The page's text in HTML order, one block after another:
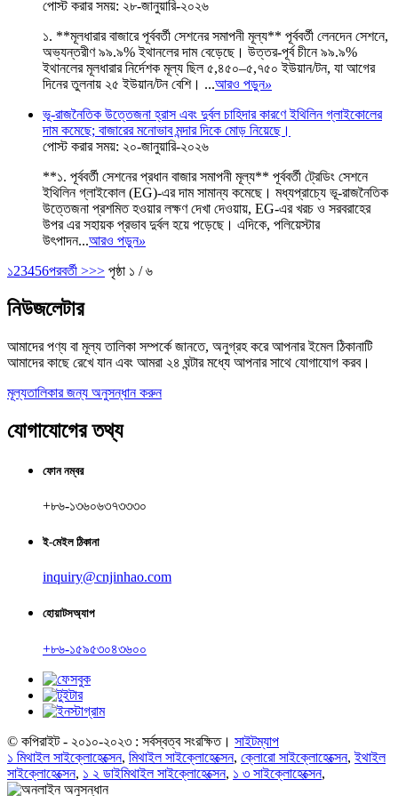
পোস্ট করার সময়: ২৮-জানুয়ারি-২০২৬
১. **মূলধারার বাজারে পূর্ববর্তী সেশনের সমাপনী মূল্য** পূর্ববর্তী লেনদেন সেশনে,
অভ্যন্তরীণ ৯৯.৯% ইথানলের দাম বেড়েছে। উত্তর-পূর্ব চীনে ৯৯.৯%
ইথানলের মূলধারার নির্দেশক মূল্য ছিল ৫,৪৫০–৫,৭৫০ ইউয়ান/টন, যা আগের
দিনের তুলনায় ২৫ ইউয়ান/টন বেশি। ...আরও পড়ুন»
ভূ-রাজনৈতিক উত্তেজনা হ্রাস এবং দুর্বল চাহিদার কারণে ইথিলিন গ্লাইকোলের
দাম কমেছে; বাজারের মনোভাব মন্দার দিকে মোড় নিয়েছে।
পোস্ট করার সময়: ২০-জানুয়ারি-২০২৬
**১. পূর্ববর্তী সেশনের প্রধান বাজার সমাপনী মূল্য** পূর্ববর্তী ট্রেডিং সেশনে
ইথিলিন গ্লাইকোল (EG)-এর দাম সামান্য কমেছে। মধ্যপ্রাচ্যে ভূ-রাজনৈতিক
উত্তেজনা প্রশমিত হওয়ার লক্ষণ দেখা দেওয়ায়, EG-এর খরচ ও সরবরাহের
উপর এর সহায়ক প্রভাব দুর্বল হয়ে পড়েছে। এদিকে, পলিয়েস্টার
উৎপাদন...আরও পড়ুন»
১23456পরবর্তী >>> পৃষ্ঠা ১ / ৬
নিউজলেটার
আমাদের পণ্য বা মূল্য তালিকা সম্পর্কে জানতে, অনুগ্রহ করে আপনার ইমেল ঠিকানাটি
আমাদের কাছে রেখে যান এবং আমরা ২৪ ঘন্টার মধ্যে আপনার সাথে যোগাযোগ করব।
মূল্যতালিকার জন্য অনুসন্ধান করুন
যোগাযোগের তথ্য
ফোন নম্বর
+৮৬-১৩৬০৬৩৭৩৩৩০
ই-মেইল ঠিকানা
inquiry@cnjinhao.com
হোয়াটসঅ্যাপ
+৮৬-১৫৯৫৩০৪৩৬০০
© কপিরাইট - ২০১০-২০২৩ : সর্বস্বত্ব সংরক্ষিত। সাইটম্যাপ
১ মিথাইল সাইক্লোহেক্সেন, মিথাইল সাইক্লোহেক্সেন, ক্লোরো সাইক্লোহেক্সেন,ইথাইল
সাইক্লোহেক্সেন, ১ ২ ডাইমিথাইল সাইক্লোহেক্সেন, ১ ৩ সাইক্লোহেক্সেন,